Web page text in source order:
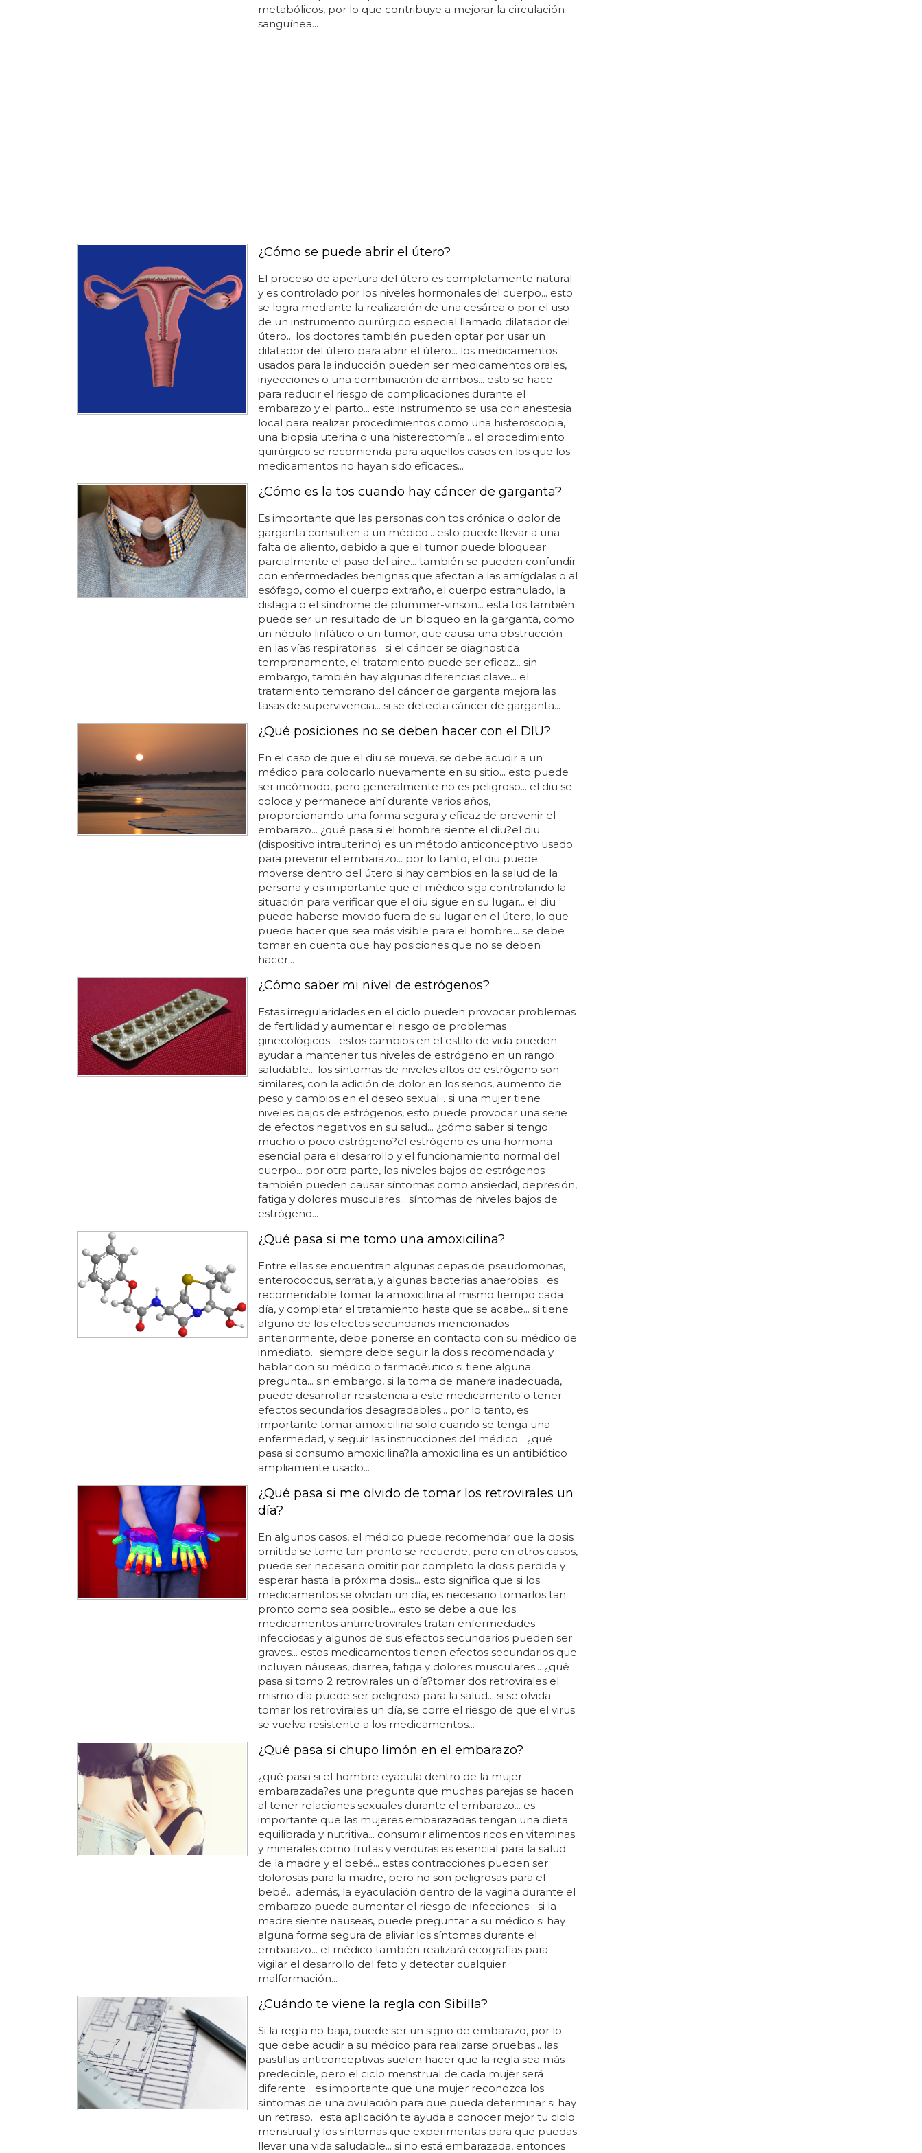
metabólicos, por lo que contribuye a mejorar la circulación
sanguínea...
¿Cómo se puede abrir el útero?
El proceso de apertura del útero es completamente natural
y es controlado por los niveles hormonales del cuerpo... esto
se logra mediante la realización de una cesárea o por el uso
de un instrumento quirúrgico especial llamado dilatador del
útero... los doctores también pueden optar por usar un
dilatador del útero para abrir el útero... los medicamentos
usados para la inducción pueden ser medicamentos orales,
inyecciones o una combinación de ambos... esto se hace
para reducir el riesgo de complicaciones durante el
embarazo y el parto... este instrumento se usa con anestesia
local para realizar procedimientos como una histeroscopia,
una biopsia uterina o una histerectomía... el procedimiento
quirúrgico se recomienda para aquellos casos en los que los
medicamentos no hayan sido eficaces...
¿Cómo es la tos cuando hay cáncer de garganta?
Es importante que las personas con tos crónica o dolor de
garganta consulten a un médico... esto puede llevar a una
falta de aliento, debido a que el tumor puede bloquear
parcialmente el paso del aire... también se pueden confundir
con enfermedades benignas que afectan a las amígdalas o al
esófago, como el cuerpo extraño, el cuerpo estranulado, la
disfagia o el síndrome de plummer-vinson... esta tos también
puede ser un resultado de un bloqueo en la garganta, como
un nódulo linfático o un tumor, que causa una obstrucción
en las vías respiratorias... si el cáncer se diagnostica
tempranamente, el tratamiento puede ser eficaz... sin
embargo, también hay algunas diferencias clave... el
tratamiento temprano del cáncer de garganta mejora las
tasas de supervivencia... si se detecta cáncer de garganta...
¿Qué posiciones no se deben hacer con el DIU?
En el caso de que el diu se mueva, se debe acudir a un
médico para colocarlo nuevamente en su sitio... esto puede
ser incómodo, pero generalmente no es peligroso... el diu se
coloca y permanece ahí durante varios años,
proporcionando una forma segura y eficaz de prevenir el
embarazo... ¿qué pasa si el hombre siente el diu?el diu
(dispositivo intrauterino) es un método anticonceptivo usado
para prevenir el embarazo... por lo tanto, el diu puede
moverse dentro del útero si hay cambios en la salud de la
persona y es importante que el médico siga controlando la
situación para verificar que el diu sigue en su lugar... el diu
puede haberse movido fuera de su lugar en el útero, lo que
puede hacer que sea más visible para el hombre... se debe
tomar en cuenta que hay posiciones que no se deben
hacer...
¿Cómo saber mi nivel de estrógenos?
Estas irregularidades en el ciclo pueden provocar problemas
de fertilidad y aumentar el riesgo de problemas
ginecológicos... estos cambios en el estilo de vida pueden
ayudar a mantener tus niveles de estrógeno en un rango
saludable... los síntomas de niveles altos de estrógeno son
similares, con la adición de dolor en los senos, aumento de
peso y cambios en el deseo sexual... si una mujer tiene
niveles bajos de estrógenos, esto puede provocar una serie
de efectos negativos en su salud... ¿cómo saber si tengo
mucho o poco estrógeno?el estrógeno es una hormona
esencial para el desarrollo y el funcionamiento normal del
cuerpo... por otra parte, los niveles bajos de estrógenos
también pueden causar síntomas como ansiedad, depresión,
fatiga y dolores musculares... síntomas de niveles bajos de
estrógeno...
¿Qué pasa si me tomo una amoxicilina?
Entre ellas se encuentran algunas cepas de pseudomonas,
enterococcus, serratia, y algunas bacterias anaerobias... es
recomendable tomar la amoxicilina al mismo tiempo cada
día, y completar el tratamiento hasta que se acabe... si tiene
alguno de los efectos secundarios mencionados
anteriormente, debe ponerse en contacto con su médico de
inmediato... siempre debe seguir la dosis recomendada y
hablar con su médico o farmacéutico si tiene alguna
pregunta... sin embargo, si la toma de manera inadecuada,
puede desarrollar resistencia a este medicamento o tener
efectos secundarios desagradables... por lo tanto, es
importante tomar amoxicilina solo cuando se tenga una
enfermedad, y seguir las instrucciones del médico... ¿qué
pasa si consumo amoxicilina?la amoxicilina es un antibiótico
ampliamente usado...
¿Qué pasa si me olvido de tomar los retrovirales un
día?
En algunos casos, el médico puede recomendar que la dosis
omitida se tome tan pronto se recuerde, pero en otros casos,
puede ser necesario omitir por completo la dosis perdida y
esperar hasta la próxima dosis... esto significa que si los
medicamentos se olvidan un día, es necesario tomarlos tan
pronto como sea posible... esto se debe a que los
medicamentos antirretrovirales tratan enfermedades
infecciosas y algunos de sus efectos secundarios pueden ser
graves... estos medicamentos tienen efectos secundarios que
incluyen náuseas, diarrea, fatiga y dolores musculares... ¿qué
pasa si tomo 2 retrovirales un día?tomar dos retrovirales el
mismo día puede ser peligroso para la salud... si se olvida
tomar los retrovirales un día, se corre el riesgo de que el virus
se vuelva resistente a los medicamentos...
¿Qué pasa si chupo limón en el embarazo?
¿qué pasa si el hombre eyacula dentro de la mujer
embarazada?es una pregunta que muchas parejas se hacen
al tener relaciones sexuales durante el embarazo... es
importante que las mujeres embarazadas tengan una dieta
equilibrada y nutritiva... consumir alimentos ricos en vitaminas
y minerales como frutas y verduras es esencial para la salud
de la madre y el bebé... estas contracciones pueden ser
dolorosas para la madre, pero no son peligrosas para el
bebé... además, la eyaculación dentro de la vagina durante el
embarazo puede aumentar el riesgo de infecciones... si la
madre siente nauseas, puede preguntar a su médico si hay
alguna forma segura de aliviar los síntomas durante el
embarazo... el médico también realizará ecografías para
vigilar el desarrollo del feto y detectar cualquier
malformación...
¿Cuándo te viene la regla con Sibilla?
Si la regla no baja, puede ser un signo de embarazo, por lo
que debe acudir a su médico para realizarse pruebas... las
pastillas anticonceptivas suelen hacer que la regla sea más
predecible, pero el ciclo menstrual de cada mujer será
diferente... es importante que una mujer reconozca los
síntomas de una ovulación para que pueda determinar si hay
un retraso... esta aplicación te ayuda a conocer mejor tu ciclo
menstrual y los síntomas que experimentas para que puedas
llevar una vida saludable... si no está embarazada, entonces